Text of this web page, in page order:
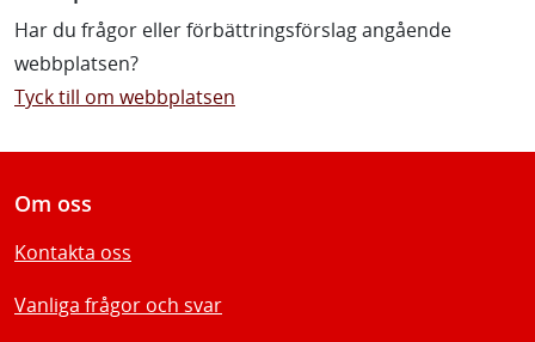
Har du frågor eller förbättringsförslag angående
webbplatsen?
Tyck till om webbplatsen
Om oss
Kontakta oss
Vanliga frågor och svar